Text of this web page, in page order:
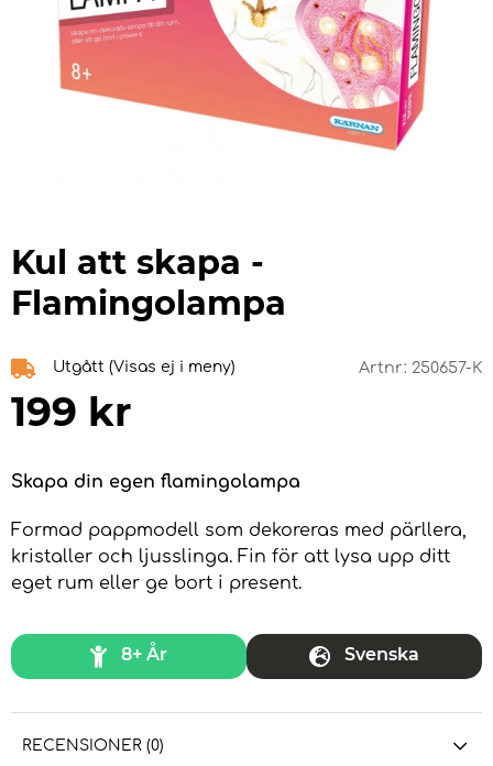
Kul att skapa -
Flamingolampa
Utgått (Visas ej i meny) Artnr: 250657-K
199 kr
Skapa din egen flamingolampa
Formad pappmodell som dekoreras med pärllera,
kristaller och ljusslinga. Fin för att lysa upp ditt
eget rum eller ge bort i present.
8+ År Svenska
RECENSIONER (0)